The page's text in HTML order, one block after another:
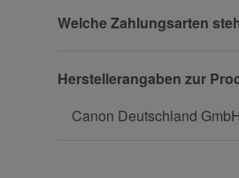
Welche Zahlungsarten
Herstellerangaben zur
Canon Deutschland